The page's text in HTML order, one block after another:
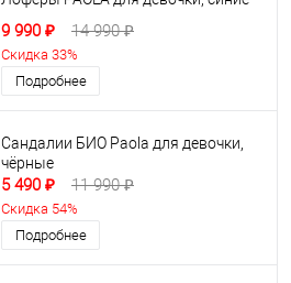
9 990 ₽ 14 990 ₽
Скидка 33%
Подробнее
Сандалии БИО Paola для девочки,
чёрные
5 490 ₽ 11 990 ₽
Скидка 54%
Подробнее